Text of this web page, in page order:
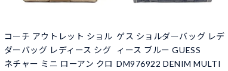
コーチ アウトレット ショル
ダーバッグ レディース シグ
ネチャー ミニ ローアン クロ
ゲス ショルダーバッグ レデ
ィース ブルー GUESS
DM976922 DENIM MULTI